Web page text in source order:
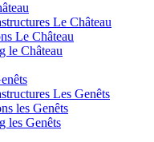
Le Château
Le Château
le Château
Les Genêts
les Genêts
les Genêts